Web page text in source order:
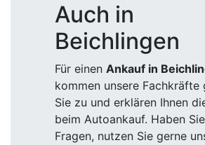
Auch in
Beichlingen
Für einen Ankauf in
kommen unsere Fachkräfte
Sie zu und erklären Ihnen
beim Autoankauf. Haben
Fragen, nutzen Sie gerne